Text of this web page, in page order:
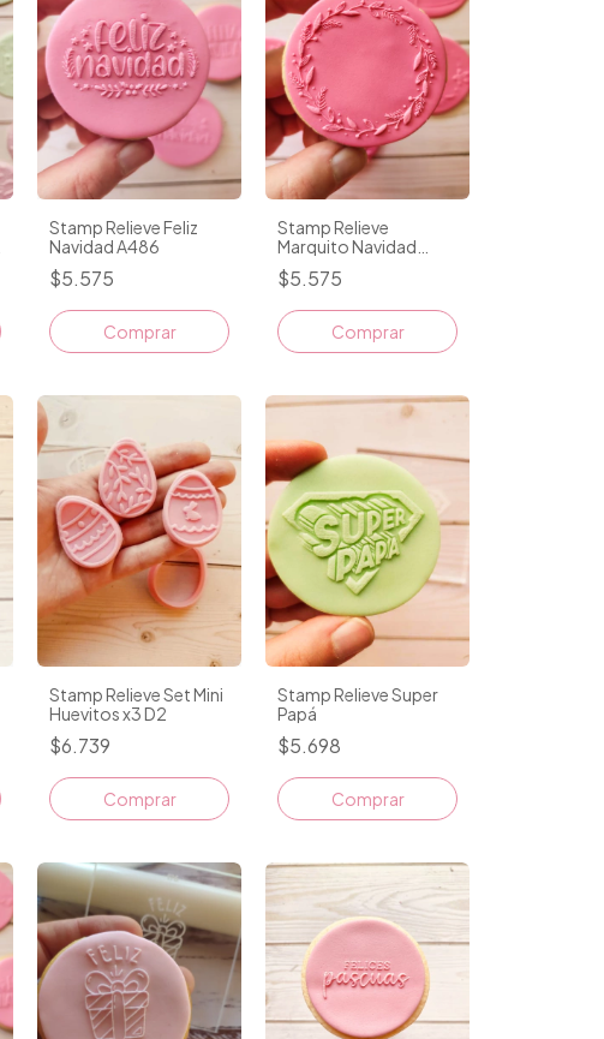
Stamp Relieve Feliz
Navidad A486
$5.575
Stamp Relieve
Marquito Navidad
A482
$5.575
Stamp Relieve Set Mini
Huevitos x3 D2
$6.739
Comprar
Stamp Relieve Super
Papá
$5.698